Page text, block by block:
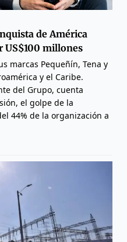
de América
US$100 millones
marcas Pequeñín, Tena y
y el Caribe.
del Grupo, cuenta
el golpe de la
44% de la organización a